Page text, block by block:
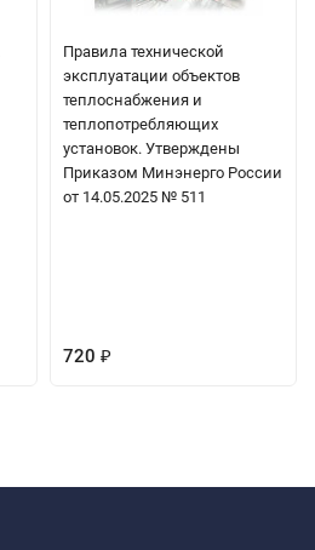
Правила технической
эксплуатации объектов
теплоснабжения и
теплопотребляющих
установок. Утверждены
Приказом Минэнерго России
от 14.05.2025 № 511
720 ₽